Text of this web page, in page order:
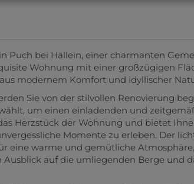
Puch bei Hallein, einer charmanten
Wohnung mit einer großzügigen
modernem Komfort und idyllischer
Sie von der stilvollen Renovierung
um einen einladenden und
Herzstück der Wohnung und bietet
Momente zu erleben. Der
eine warme und gemütliche
auf die umliegenden Berge und